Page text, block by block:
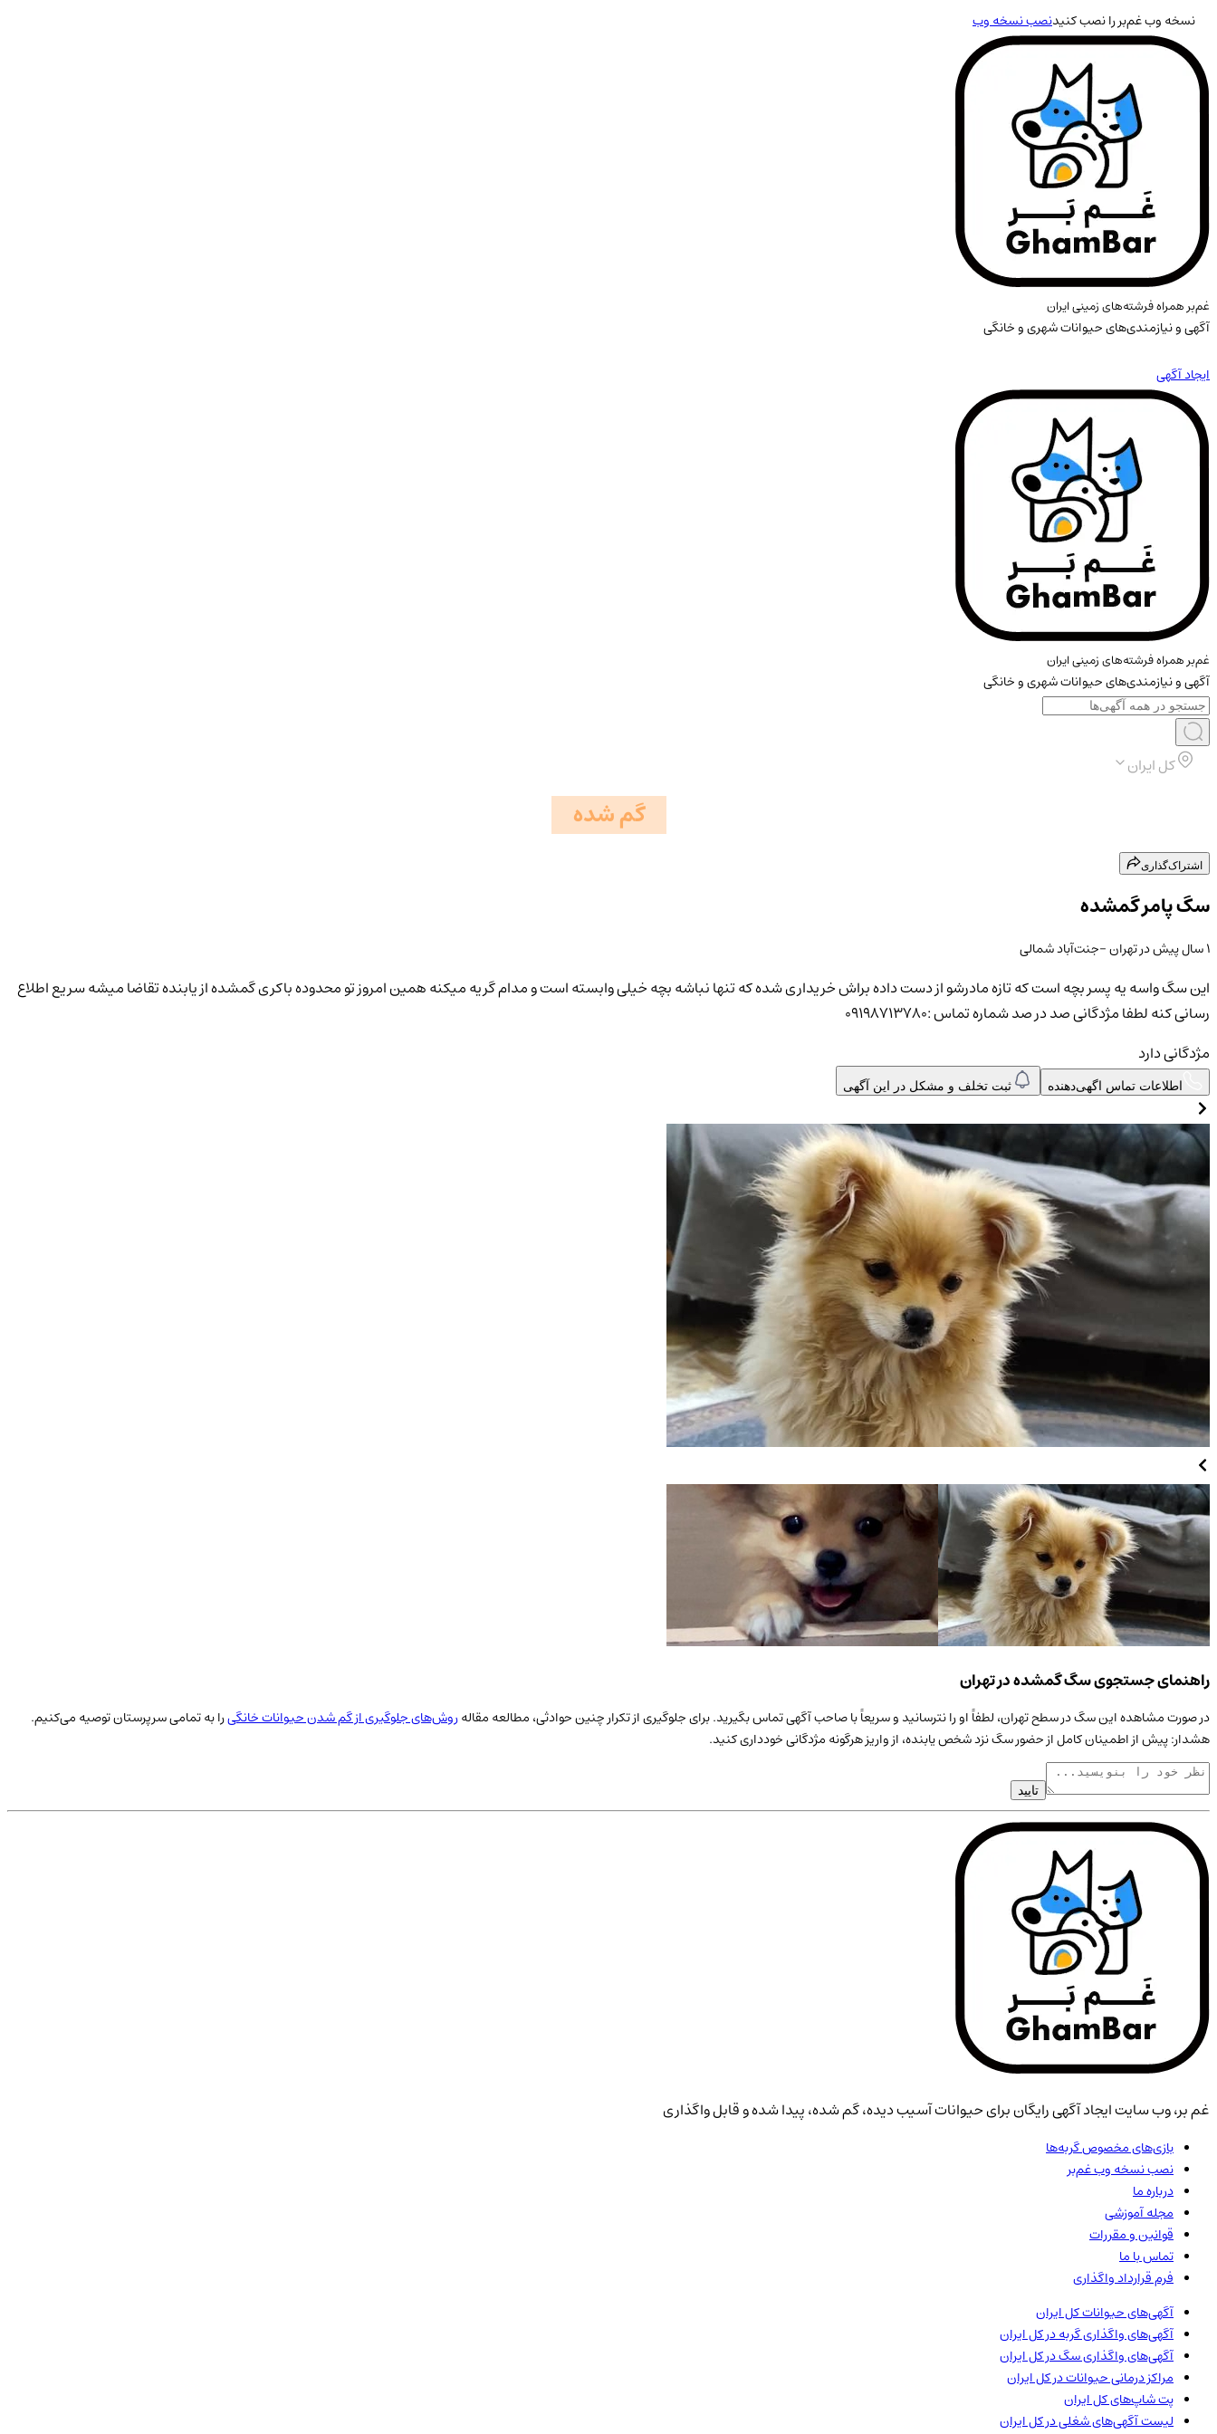
نسخه وب غم‌بر را نصب کنیدنصب نسخه وب
غم‌بر همراه فرشته‌های زمینی ایران
آگهی و نیازمندی‌های حیوانات شهری و خانگی
ایجاد آگهی
غم‌بر همراه فرشته‌های زمینی ایران
آگهی و نیازمندی‌های حیوانات شهری و خانگی
کل ایران
گم شده
اشتراک‌گذاری
سگ پامر گمشده
۱ سال پیش درتهران-جنت‌آباد شمالی
این سگ واسه یه پسر بچه است که تازه مادرشو از دست داده براش خریداری شده که تنها نباشه بچه خیلی وابسته است و مدام گریه میکنه همین امروز تو محدوده باکری گمشده از یابنده تقاضا میشه سریع اطلاع
رسانی کنه لطفا مژدگانی صد در صد شماره تماس :۰۹۱۹۸۷۱۳۷۸۰
مژدگانی دارد
اطلاعات تماس اگهی‌دهنده ثبت تخلف و مشکل در این آگهی
راهنمای جستجوی سگ گمشده در تهران
در صورت مشاهده اینسگدر سطحتهران، لطفاً او را نترسانید و سریعاً با صاحب آگهی تماس بگیرید. برای جلوگیری از تکرار چنین حوادثی، مطالعه مقالهروش‌های جلوگیری از گم شدن حیوانات خانگیرا به تمامی سرپرستان توصیه می‌کنیم.
هشدار: پیش از اطمینان کامل از حضورسگنزد شخص یابنده، از واریز هرگونه مژدگانی خودداری کنید.
تایید
غم بر، وب سایت ایجاد آگهی رایگان برای حیوانات آسیب دیده، گم شده، پیدا شده و قابل واگذاری
بازی‌های مخصوص گربه‌ها
نصب نسخه وب غم‌بر
درباره ما
مجله آموزشی
قوانین و مقررات
تماس با ما
فرم قرارداد واگذاری
آگهی‌های حیواناتکل ایران
آگهی‌های واگذاری گربه درکل ایران
آگهی‌های واگذاری سگ درکل ایران
مراکز درمانی حیوانات درکل ایران
پت شاپ‌هایکل ایران
لیست آگهی‌های شغلی درکل ایران